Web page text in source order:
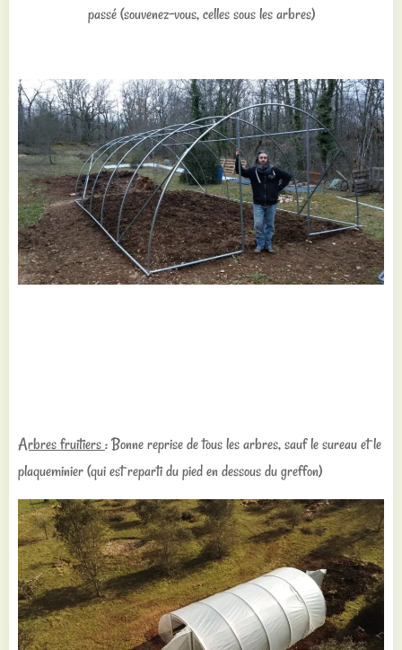
passé (souvenez-vous, celles sous les arbres)
Arbres fruitiers: Bonne reprise de tous les arbres, sauf le sureau et le
plaqueminier (qui est reparti du pied en dessous du greffon)